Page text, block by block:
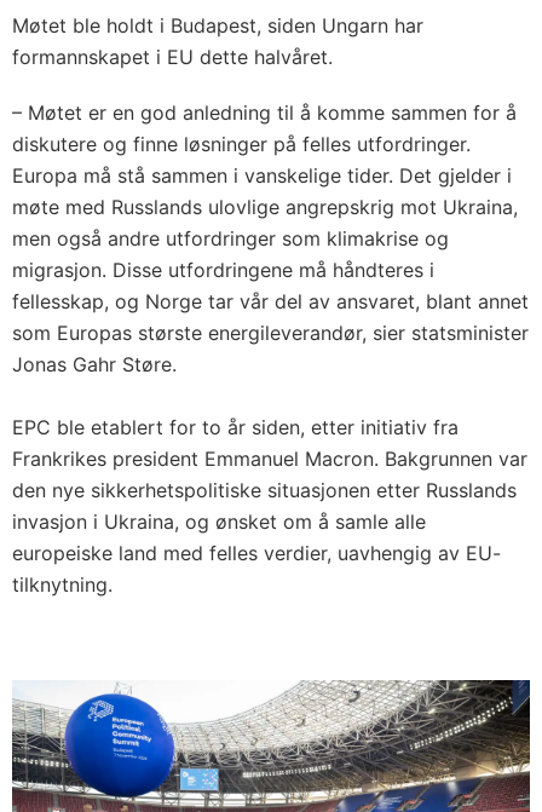
Møtet ble holdt i Budapest, siden Ungarn har
formannskapet i EU dette halvåret.
– Møtet er en god anledning til å komme sammen for å
diskutere og finne løsninger på felles utfordringer.
Europa må stå sammen i vanskelige tider. Det gjelder i
møte med Russlands ulovlige angrepskrig mot Ukraina,
men også andre utfordringer som klimakrise og
migrasjon. Disse utfordringene må håndteres i
fellesskap, og Norge tar vår del av ansvaret, blant annet
som Europas største energileverandør, sier statsminister
Jonas Gahr Støre.
EPC ble etablert for to år siden, etter initiativ fra
Frankrikes president Emmanuel Macron. Bakgrunnen var
den nye sikkerhetspolitiske situasjonen etter Russlands
invasjon i Ukraina, og ønsket om å samle alle
europeiske land med felles verdier, uavhengig av EU-
tilknytning.